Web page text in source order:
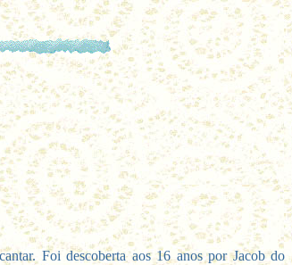
Foi descoberta aos 16 anos por Jacob do